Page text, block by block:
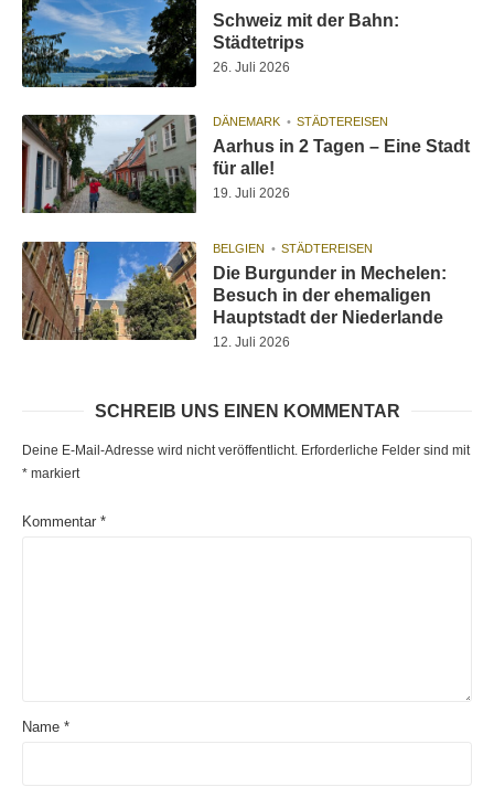
Schweiz mit der Bahn:
Städtetrips
26. Juli 2026
DÄNEMARK STÄDTEREISEN
Aarhus in 2 Tagen – Eine Stadt
für alle!
19. Juli 2026
BELGIEN STÄDTEREISEN
Die Burgunder in Mechelen:
Besuch in der ehemaligen
Hauptstadt der Niederlande
12. Juli 2026
SCHREIB UNS EINEN KOMMENTAR
Deine E-Mail-Adresse wird nicht veröffentlicht. Erforderliche Felder sind mit
* markiert
Kommentar *
Name *